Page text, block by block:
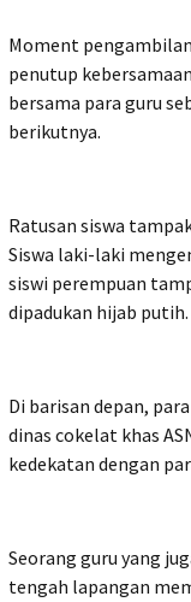
Moment
penutup
bersama para guru
berikutnya.
Ratusan siswa
Siswa laki-laki
siswi perempuan
dipadukan hijab putih.
Di barisan depan,
dinas cokelat khas
kedekatan dengan
Seorang guru yang
tengah lapangan